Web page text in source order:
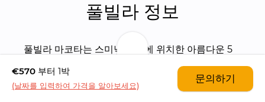
풀빌라 정보
풀빌라 마코타는 스미냑 센터에 위치한 아름다운 5
풀빌라에서 아주 가까운 거리에 스미냑의 유명 슈퍼
€570 부터 1박
(날짜를 입력하여 가격을 알아보세요)
문의하기